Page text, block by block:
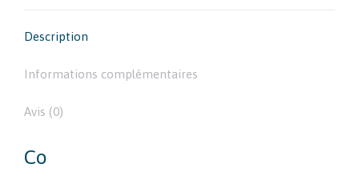
Description
Informations complémentaires
Avis (0)
Co